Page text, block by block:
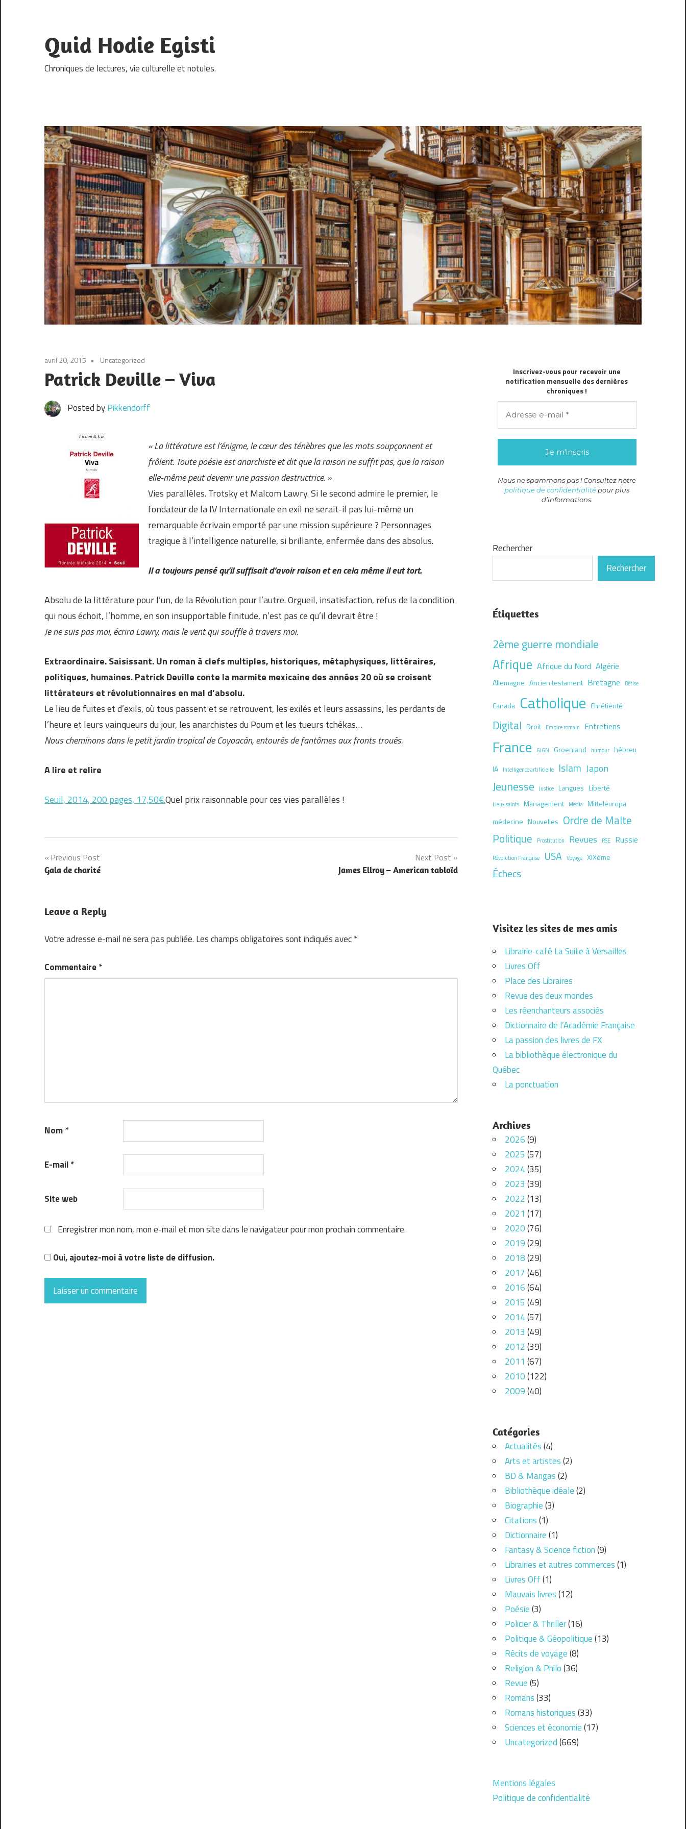
content
Quid Hodie Egisti
Chroniques de lectures, vie culturelle et notules.
avril 20, 2015 Uncategorized
Patrick Deville – Viva
Posted byPikkendorff
« La littérature est l‘énigme, le cœur des ténèbres que les mots soupçonnent et
frôlent. Toute poésie est anarchiste et dit que la raison ne suffit pas, que la raison
elle-même peut devenir une passion destructrice. »
Vies parallèles. Trotsky et Malcom Lawry. Si le second admire le premier, le
fondateur de la IV Internationale en exil ne serait-il pas lui-même un
remarquable écrivain emporté par une mission supérieure ? Personnages
tragique à l’intelligence naturelle, si brillante, enfermée dans des absolus.
Il a toujours pensé qu’il suffisait d’avoir raison et en cela même il eut tort.
Absolu de la littérature pour l’un, de la Révolution pour l’autre. Orgueil, insatisfaction, refus de la condition
qui nous échoit, l’homme, en son insupportable finitude, n’est pas ce qu’il devrait être !
Je ne suis pas moi, écrira Lawry, mais le vent qui souffle à travers moi.
Extraordinaire. Saisissant. Un roman à clefs multiples, historiques, métaphysiques, littéraires,
politiques, humaines. Patrick Deville conte la marmite mexicaine des années 20 où se croisent
littérateurs et révolutionnaires en mal d’absolu.
Le lieu de fuites et d’exils, où tous passent et se retrouvent, les exilés et leurs assassins, les perdants de
l’heure et leurs vainqueurs du jour, les anarchistes du Poum et les tueurs tchékas…
Nous cheminons dans le petit jardin tropical de Coyoacàn, entourés de fantômes aux fronts troués.
A lire et relire
Seuil, 2014, 200 pages, 17,50€.Quel prix raisonnable pour ces vies parallèles !
Navigation
de
Previous Post
Gala de charité
Next Post
James Ellroy – American tabloïd
Leave a Reply
Votre adresse e-mail ne sera pas publiée. Les champs obligatoires sont indiqués avec*
Commentaire*
Nom*
E-mail*
Site web
Enregistrer mon nom, mon e-mail et mon site dans le navigateur pour mon prochain commentaire.
Oui, ajoutez-moi à votre liste de diffusion.
Inscrivez-vous pour recevoir une
notification mensuelle des dernières
chroniques !
Nous ne spammons pas ! Consultez notre
politique de confidentialité pour plus
d’informations.
Rechercher
Rechercher
Étiquettes
2ème guerre mondiale
Afrique Afrique du Nord Algérie
Allemagne Ancien testament Bretagne Bêtise
Canada Catholique Chrétienté
Digital Droit Empire romain Entretiens
France GIGN Groenland humour hébreu
IA
Intelligence artificielle Islam Japon
Jeunesse Justice Langues Liberté
Lieux saints Management Media Mitteleuropa
médecine Nouvelles Ordre de Malte
Politique
Prostitution Revues RSE Russie
Révolution Française USA Voyage XIXème
Échecs
Visitez les sites de mes amis
Librairie-café La Suite à Versailles
Livres Off
Place des Libraires
Revue des deux mondes
Les réenchanteurs associés
Dictionnaire de l’Académie Française
La passion des livres de FX
La bibliothèque électronique du
Québec
La ponctuation
Archives
2026(9)
2025 (57)
2024(35)
2023 (39)
2022 (13)
2021 (17)
2020(76)
2019(29)
2018(29)
2017 (46)
2016(64)
2015 (49)
2014(57)
2013 (49)
2012 (39)
2011 (67)
2010(122)
2009(40)
Catégories
Actualités(4)
Arts et artistes(2)
BD & Mangas(2)
Bibliothèque idéale(2)
Biographie(3)
Citations(1)
Dictionnaire(1)
Fantasy & Science fiction(9)
Librairies et autres commerces(1)
Livres Off(1)
Mauvais livres(12)
Poésie(3)
Policier & Thriller(16)
Politique & Géopolitique(13)
Récits de voyage(8)
Religion & Philo(36)
Revue(5)
Romans(33)
Romans historiques(33)
Sciences et économie(17)
Uncategorized(669)
Mentions légales
Politique de confidentialité